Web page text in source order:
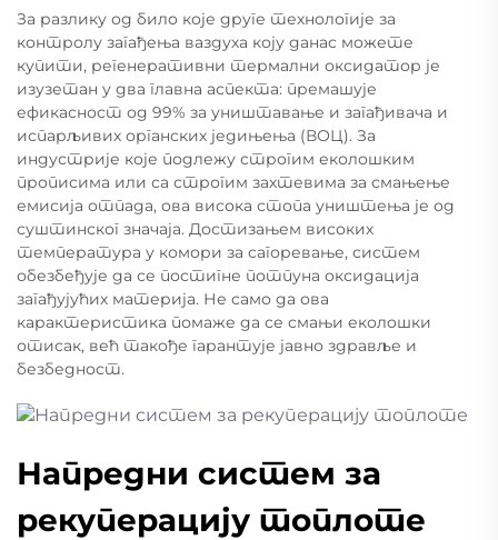
За разлику од било које друге технологије за
контролу загађења ваздуха коју данас можете
купити, регенеративни термални оксидатор је
изузетан у два главна аспекта: премашује
ефикасност од 99% за уништавање и загађивача и
испарљивих органских једињења (ВОЦ). За
индустрије које подлежу строгим еколошким
прописима или са строгим захтевима за смањење
емисија отпада, ова висока стопа уништења је од
суштинског значаја. Достизањем високих
температура у комори за сагоревање, систем
обезбеђује да се постигне потпуна оксидација
загађујућих материја. Не само да ова
карактеристика помаже да се смањи еколошки
отисак, већ такође гарантује јавно здравље и
безбедност.
Напредни систем за
рекуперацију топлоте